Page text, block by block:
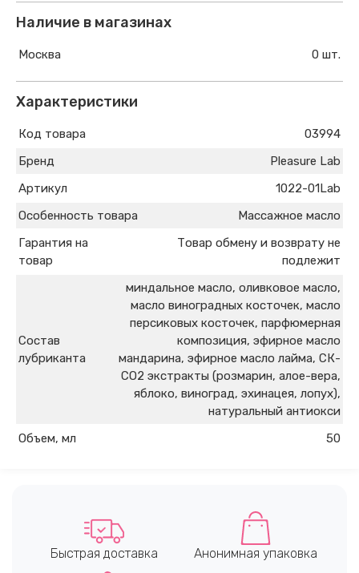
Наличие в магазинах
Москва 0 шт.
Характеристики
Код товара
03994
Бренд
Pleasure Lab
Артикул
1022-01Lab
Особенность товара
Массажное масло
Гарантия на
товар
Товар обмену и возврату не
подлежит
Состав
лубриканта
миндальное масло, оливковое масло,
масло виноградных косточек, масло
персиковых косточек, парфюмерная
композиция, эфирное масло
мандарина, эфирное масло лайма, СК-
СО2 экстракты (розмарин, алое-вера,
яблоко, виноград, эхинацея, лопух),
натуральный антиокси
Объем, мл
50
Быстрая доставка Анонимная упаковка